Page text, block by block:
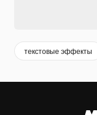
текстовые эффекты